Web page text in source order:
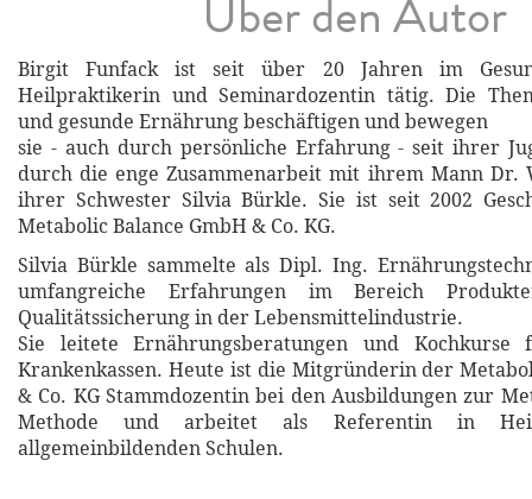
Über den Autor
Birgit Funfack ist seit über 20 Jahren im
Heilpraktikerin und Seminardozentin tätig. Die
und gesunde Ernährung beschäftigen und bewegen
sie - auch durch persönliche Erfahrung - seit ihrer
durch die enge Zusammenarbeit mit ihrem Mann Dr.
ihrer Schwester Silvia Bürkle. Sie ist seit 2002
Metabolic Balance GmbH & Co. KG.
Silvia Bürkle sammelte als Dipl. Ing.
umfangreiche Erfahrungen im Bereich
Qualitätssicherung in der Lebensmittelindustrie.
Sie leitete Ernährungsberatungen und Kochkurse
Krankenkassen. Heute ist die Mitgründerin der
& Co. KG Stammdozentin bei den Ausbildungen zur
Methode und arbeitet als Referentin in
allgemeinbildenden Schulen.